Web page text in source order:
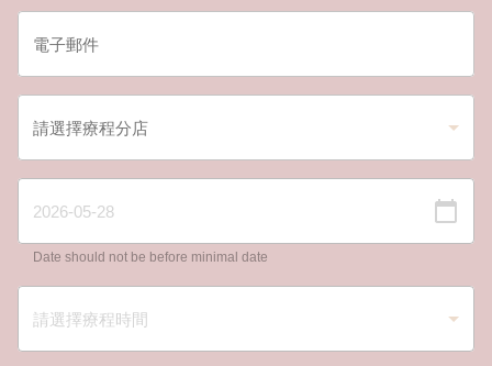
Date should not be before minimal date